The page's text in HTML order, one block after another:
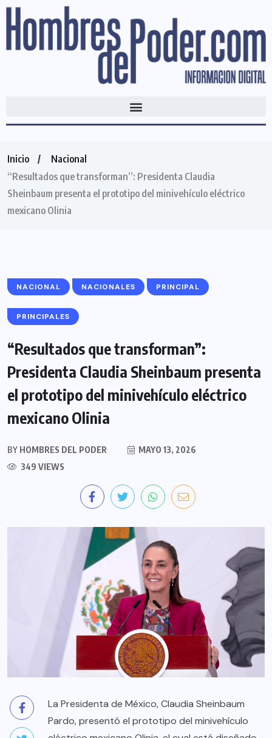
Inicio
Nacional
“Resultados que transforman”: Presidenta Claudia
Sheinbaum presenta el prototipo del minivehículo eléctrico
mexicano Olinia
NACIONAL NACIONALES PRINCIPAL
PRINCIPALES
“Resultados que transforman”:
Presidenta Claudia Sheinbaum presenta
el prototipo del minivehículo eléctrico
mexicano Olinia
BY HOMBRES DEL PODER
MAYO 13, 2026
349 VIEWS
La Presidenta de México, Claudia Sheinbaum
Pardo, presentó el prototipo del minivehículo